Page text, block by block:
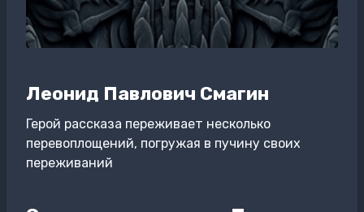
Леонид Павлович Смагин
Герой рассказа переживает несколько
перевоплощений, погружая в пучину своих
переживаний